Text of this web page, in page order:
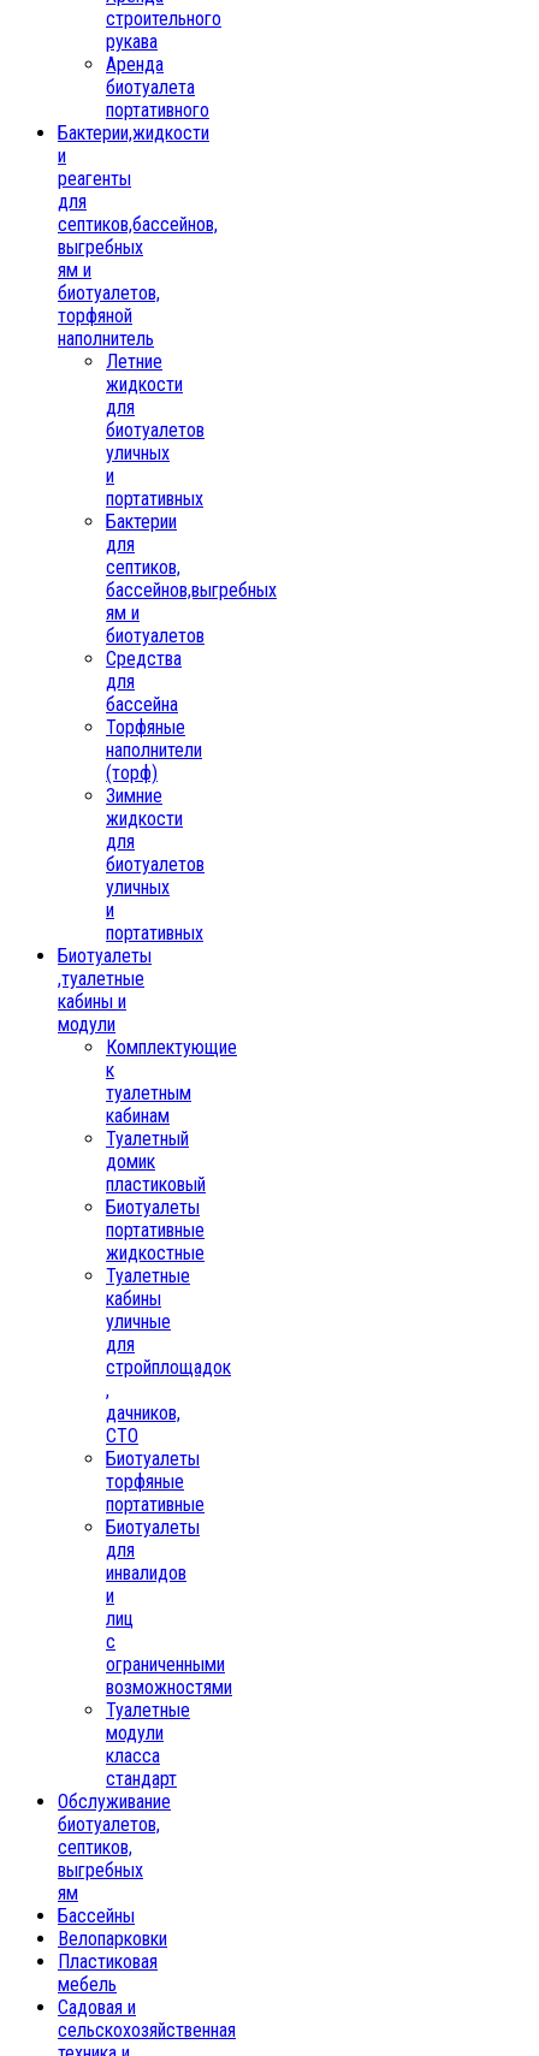
строительного
рукава
Аренда
биотуалета
портативного
Бактерии,жидкости
и
реагенты
для
септиков,бассейнов,
выгребных
ям и
биотуалетов,
торфяной
наполнитель
Летние
жидкости
для
биотуалетов
уличных
и
портативных
Бактерии
для
септиков,
бассейнов,выгребных
ям и
биотуалетов
Средства
для
бассейна
Торфяные
наполнители
(торф)
Зимние
жидкости
для
биотуалетов
уличных
и
портативных
Биотуалеты
,туалетные
кабины и
модули
Комплектующие
к
туалетным
кабинам
Туалетный
домик
пластиковый
Биотуалеты
портативные
жидкостные
Туалетные
кабины
уличные
для
стройплощадок
,
дачников,
СТО
Биотуалеты
торфяные
портативные
Биотуалеты
для
инвалидов
и
лиц
с
ограниченными
возможностями
Туалетные
модули
класса
стандарт
Обслуживание
биотуалетов,
септиков,
выгребных
ям
Бассейны
Велопарковки
Пластиковая
мебель
Садовая и
сельскохозяйственная